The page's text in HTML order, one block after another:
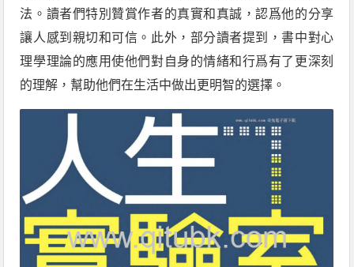
法。讀者們特別贊賞作者的真實和真誠，認爲他的分享
讓人感到親切和可信。此外，部分讀者提到，書中對心
理學理論的應用使他們對自身的情緒和行爲有了更深刻
的理解，幫助他們在生活中做出更明智的選擇。